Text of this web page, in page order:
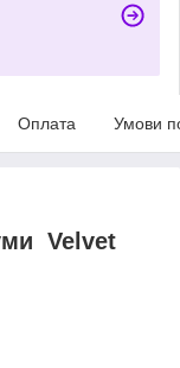
Оплата Умови
Velvet